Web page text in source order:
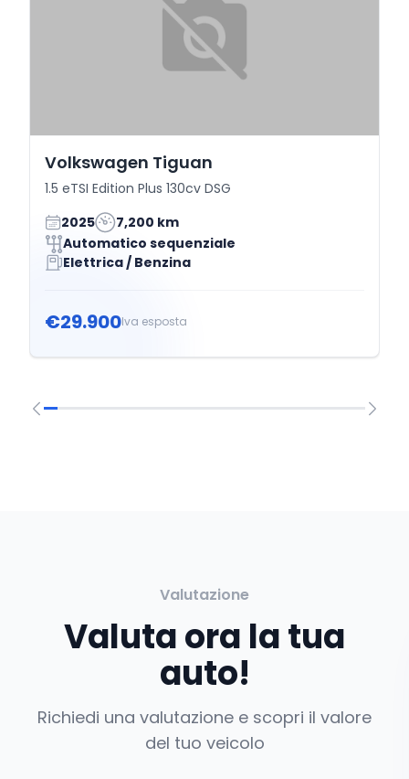
Volkswagen Tiguan
1.5 eTSI Edition Plus 130cv DSG
2025
7,200 km
Automatico sequenziale
Elettrica / Benzina
€29.900Iva esposta
Valutazione
Valuta ora la tua
auto!
Richiedi una valutazione e scopri il valore
del tuo veicolo